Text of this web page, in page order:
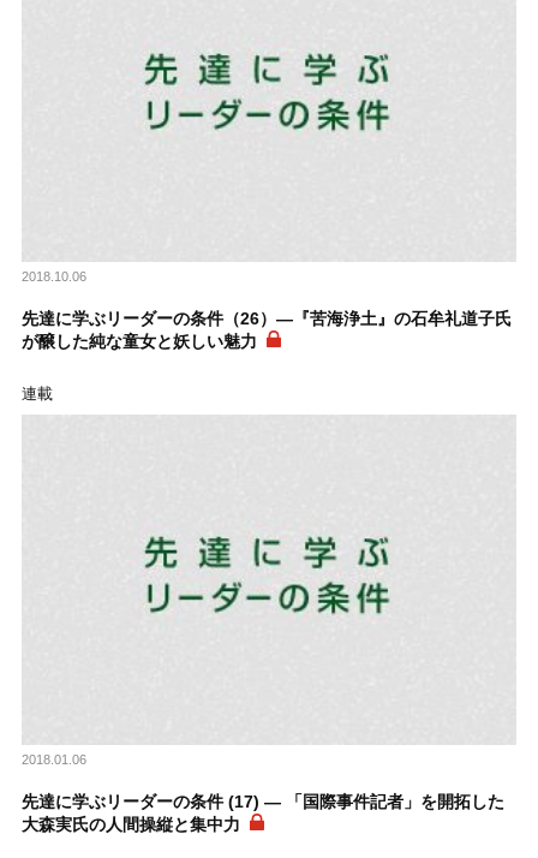
2018.10.06
先達に学ぶリーダーの条件（26）―『苦海浄土』の石牟礼道子氏
が醸した純な童女と妖しい魅力
連載
2018.01.06
先達に学ぶリーダーの条件 (17) ― 「国際事件記者」を開拓した
大森実氏の人間操縦と集中力